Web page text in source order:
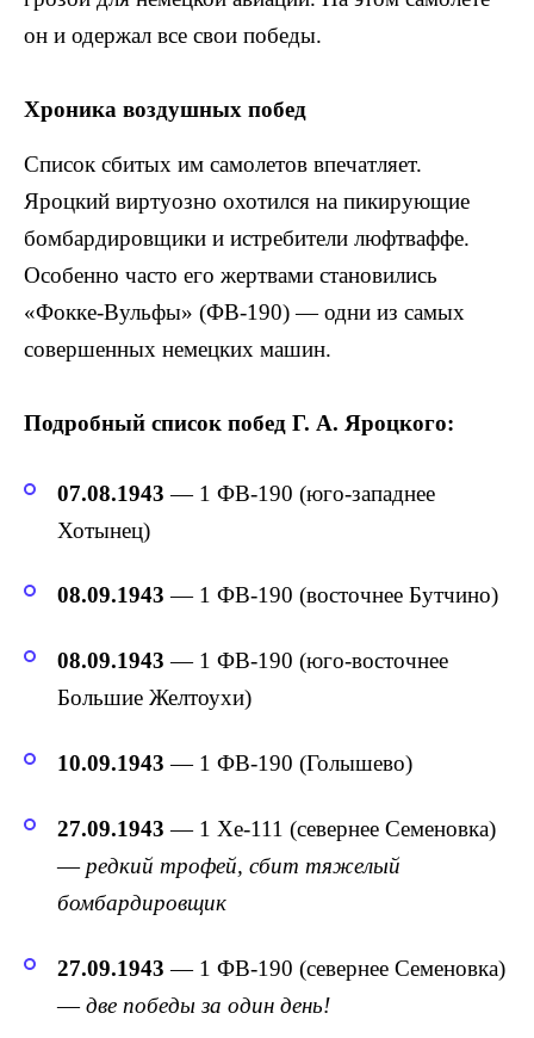
он и одержал все свои победы.
Хроника воздушных побед
Список сбитых им самолетов впечатляет.
Яроцкий виртуозно охотился на пикирующие
бомбардировщики и истребители люфтваффе.
Особенно часто его жертвами становились
«Фокке-Вульфы» (ФВ-190) — одни из самых
совершенных немецких машин.
Подробный список побед Г. А. Яроцкого:
07.08.1943 — 1 ФВ-190 (юго-западнее
Хотынец)
08.09.1943 — 1 ФВ-190 (восточнее Бутчино)
08.09.1943 — 1 ФВ-190 (юго-восточнее
Большие Желтоухи)
10.09.1943 — 1 ФВ-190 (Голышево)
27.09.1943 — 1 Хе-111 (севернее Семеновка)
— редкий трофей, сбит тяжелый
бомбардировщик
27.09.1943 — 1 ФВ-190 (севернее Семеновка)
—две победы за один день!